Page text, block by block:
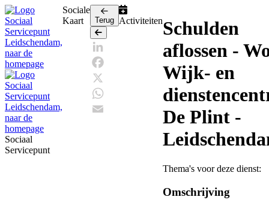
Sociaal
Servicepunt
Sociale
Kaart
Terug
Terug
LinkedIn
Facebook
X
WhatsApp
ActiviteitenSchulden
aflossen -
Wijk- en
De Plint -
Thema's voor deze dienst:
Omschrijving